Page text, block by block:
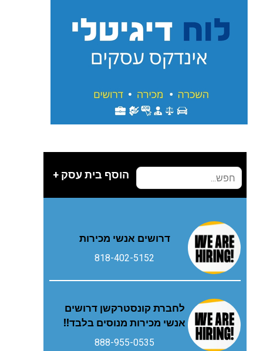
הוסף בית עסק +
דרושים אנשי מכירות
818-402-5152
לחברת קונסטרקשן דרושים
אנשי מכירות מנוסים בלבד!!
888-955-0535